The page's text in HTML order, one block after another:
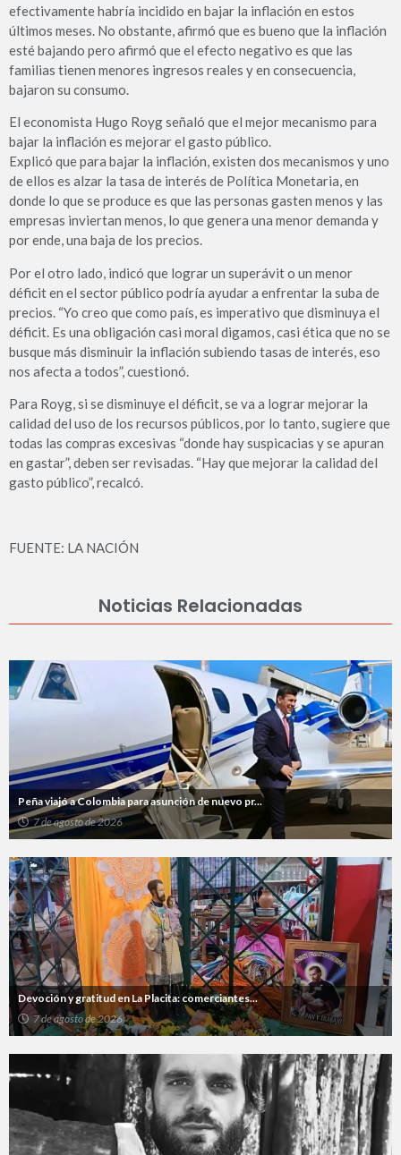
efectivamente habría incidido en bajar la inflación en estos
últimos meses. No obstante, afirmó que es bueno que la inflación
esté bajando pero afirmó que el efecto negativo es que las
familias tienen menores ingresos reales y en consecuencia,
bajaron su consumo.
El economista Hugo Royg señaló que el mejor mecanismo para
bajar la inflación es mejorar el gasto público.
Explicó que para bajar la inflación, existen dos mecanismos y uno
de ellos es alzar la tasa de interés de Política Monetaria, en
donde lo que se produce es que las personas gasten menos y las
empresas inviertan menos, lo que genera una menor demanda y
por ende, una baja de los precios.
Por el otro lado, indicó que lograr un superávit o un menor
déficit en el sector público podría ayudar a enfrentar la suba de
precios. “Yo creo que como país, es imperativo que disminuya el
déficit. Es una obligación casi moral digamos, casi ética que no se
busque más disminuir la inflación subiendo tasas de interés, eso
nos afecta a todos”, cuestionó.
Para Royg, si se disminuye el déficit, se va a lograr mejorar la
calidad del uso de los recursos públicos, por lo tanto, sugiere que
todas las compras excesivas “donde hay suspicacias y se apuran
en gastar”, deben ser revisadas. “Hay que mejorar la calidad del
gasto público”, recalcó.
FUENTE: LA NACIÓN
Noticias Relacionadas
Peña viajó a Colombia para asunción de nuevo pr...
7 de agosto de 2026
Devoción y gratitud en La Placita: comerciantes...
7 de agosto de 2026